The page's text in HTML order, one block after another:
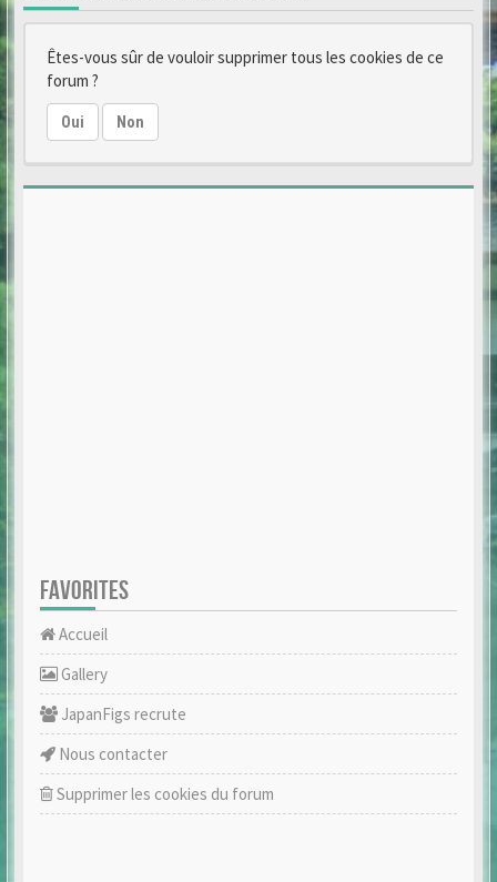
Êtes-vous sûr de vouloir supprimer tous les cookies de ce
forum ?
Oui Non
FAVORITES
Accueil
Gallery
JapanFigs recrute
Nous contacter
Supprimer les cookies du forum